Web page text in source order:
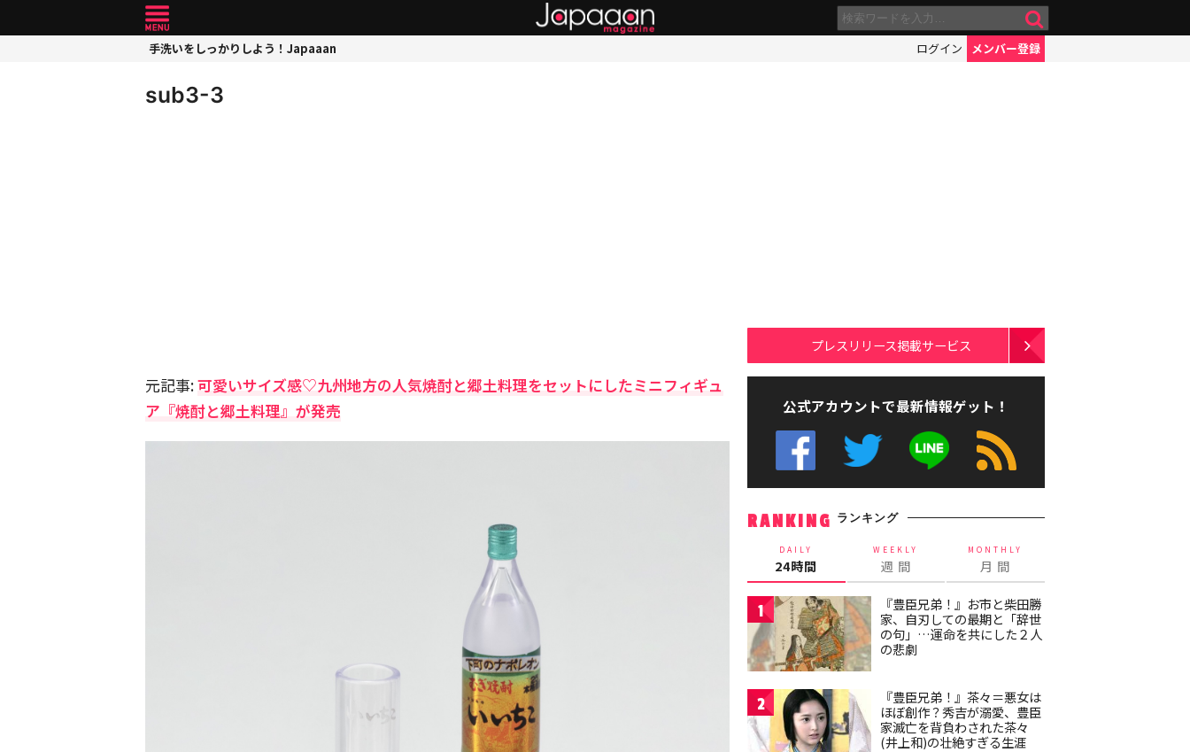
手洗いをしっかりしよう！Japaaan ログイン メンバー登録
sub3-3
元記事:可愛いサイズ感♡九州地方の人気焼酎と郷土料理をセットにしたミニフィギュ
ア『焼酎と郷土料理』が発売
プレスリリース掲載サービス
公式アカウントで最新情報ゲット！
RANKING ランキング
DAILY
24時間
WEEKLY
週 間
MONTHLY
月 間
1
『豊臣兄弟！』お市と柴田勝
家、自刃しての最期と「辞世
の句」…運命を共にした２人
の悲劇
2
『豊臣兄弟！』茶々＝悪女は
ほぼ創作？秀吉が溺愛、豊臣
家滅亡を背負わされた茶々
(井上和)の壮絶すぎる生涯